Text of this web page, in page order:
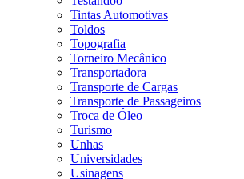
Tintas Automotivas
Toldos
Topografia
Torneiro Mecânico
Transportadora
Transporte de Cargas
Transporte de Passageiros
Troca de Óleo
Turismo
Unhas
Universidades
Usinagens